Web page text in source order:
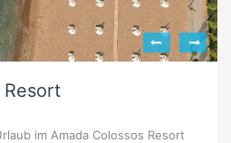
Resort
im Amada Colossos Resort